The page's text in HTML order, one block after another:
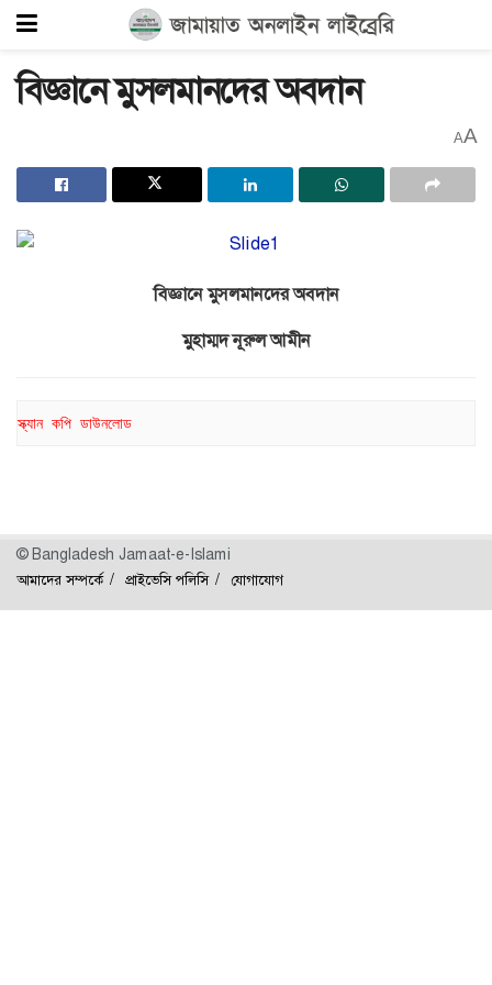
বিজ্ঞানে মুসলমানদের অবদান
AA
বিজ্ঞানে মুসলমানদের অবদান
মুহাম্মদ নূরুল আমীন
স্ক্যান কপি ডাউনলোড
© Bangladesh Jamaat-e-Islami
আমাদের সম্পর্কে প্রাইভেসি পলিসি যোগাযোগ